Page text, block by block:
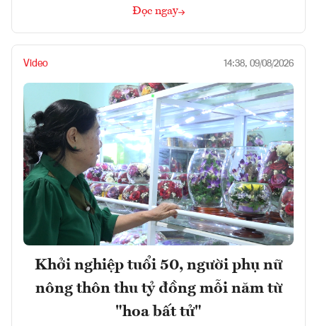
Đọc ngay
Video 14:38, 09/08/2026
Khởi nghiệp tuổi 50, người phụ nữ
nông thôn thu tỷ đồng mỗi năm từ
"hoa bất tử"